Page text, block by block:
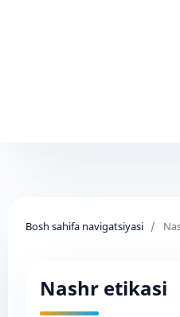
Bosh sahifa navigatsiyasi /
Nashr etikasi